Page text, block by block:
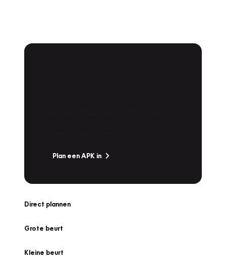
Plan een APK in
Direct plannen
Grote beurt
Kleine beurt